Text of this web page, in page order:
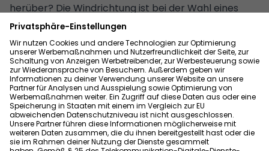
herüber? Die Windrichtung ist bei der Wahl eines
geeigneten Bauplatzes ein wichtiger, aber oft
unterschätzter Faktor. Welchen Effekt der Wind
Bezug auf Lärm- und Geruchsbelästigunghat,
kannst du am besten herausfinden, indem du das
Grundstück an unterschiedlichen Wochentagen und
Tageszeiten besichtigst. Plötzlich erscheint es dort
gar nicht mehr so idyllisch wie am vergangenen
Sonntag, als die nahe Bundesstraße kaum befahren